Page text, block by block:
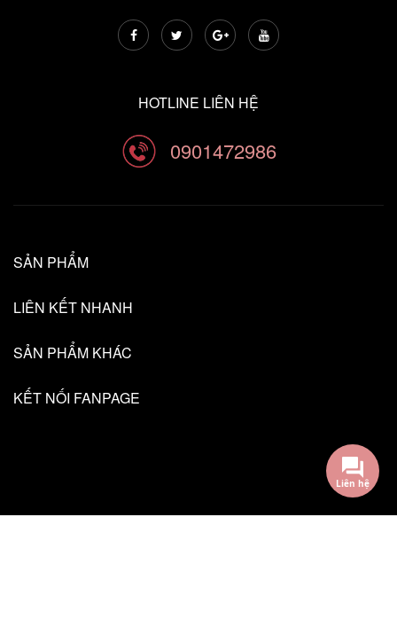
HOTLINE LIÊN HỆ
0901472986
SẢN PHẨM
LIÊN KẾT NHANH
SẢN PHẨM KHÁC
KẾT NỐI FANPAGE
Liên hệ